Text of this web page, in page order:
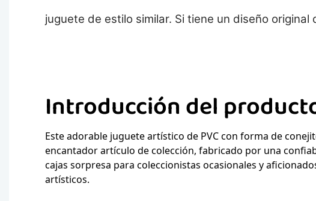
juguete de estilo similar. Si tiene un diseño
Introducción del
Este adorable juguete artístico de PVC con forma de
encantador artículo de colección, fabricado por una
cajas sorpresa para coleccionistas ocasionales y
artísticos.